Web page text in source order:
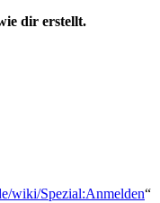
dir erstellt.
wiki/Spezial:Anmelden“